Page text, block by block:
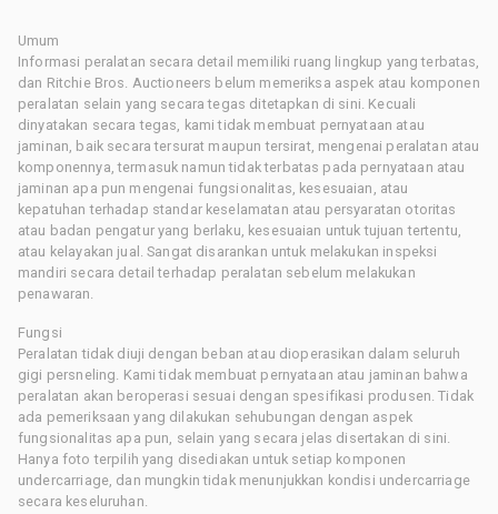
Umum
Informasi peralatan secara detail memiliki ruang lingkup yang terbatas,
dan Ritchie Bros. Auctioneers belum memeriksa aspek atau komponen
peralatan selain yang secara tegas ditetapkan di sini. Kecuali
dinyatakan secara tegas, kami tidak membuat pernyataan atau
jaminan, baik secara tersurat maupun tersirat, mengenai peralatan atau
komponennya, termasuk namun tidak terbatas pada pernyataan atau
jaminan apa pun mengenai fungsionalitas, kesesuaian, atau
kepatuhan terhadap standar keselamatan atau persyaratan otoritas
atau badan pengatur yang berlaku, kesesuaian untuk tujuan tertentu,
atau kelayakan jual. Sangat disarankan untuk melakukan inspeksi
mandiri secara detail terhadap peralatan sebelum melakukan
penawaran.
Fungsi
Peralatan tidak diuji dengan beban atau dioperasikan dalam seluruh
gigi persneling. Kami tidak membuat pernyataan atau jaminan bahwa
peralatan akan beroperasi sesuai dengan spesifikasi produsen. Tidak
ada pemeriksaan yang dilakukan sehubungan dengan aspek
fungsionalitas apa pun, selain yang secara jelas disertakan di sini.
Hanya foto terpilih yang disediakan untuk setiap komponen
undercarriage, dan mungkin tidak menunjukkan kondisi undercarriage
secara keseluruhan.